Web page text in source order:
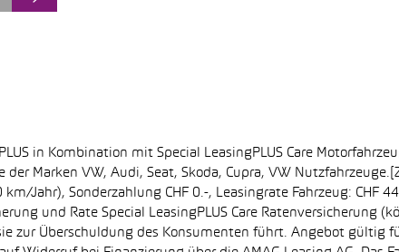
in Kombination mit Special LeasingPLUS Care
Marken VW, Audi, Seat, Skoda, Cupra, VW
Jahr), Sonderzahlung CHF 0.-, Leasingrate Fahrzeug: CHF
und Rate Special LeasingPLUS Care Ratenversicherung
zur Überschuldung des Konsumenten führt. Angebot gültig